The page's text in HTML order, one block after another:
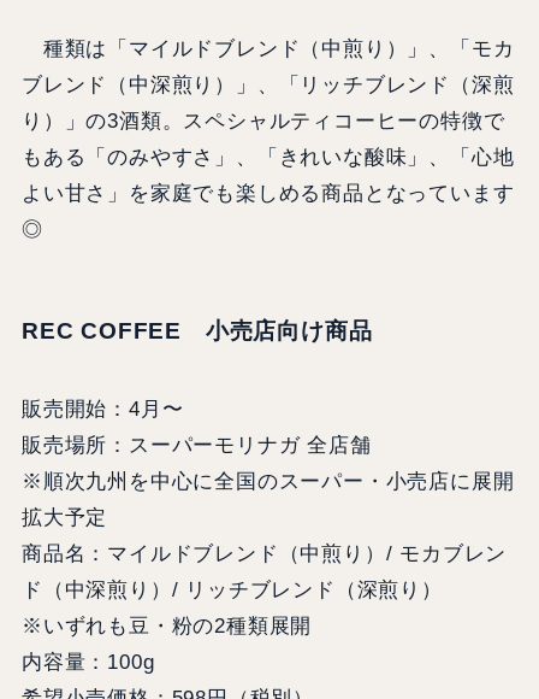
種類は「マイルドブレンド（中煎り）」、「モカ
ブレンド（中深煎り）」、「リッチブレンド（深煎
り）」の3酒類。スペシャルティコーヒーの特徴で
もある「のみやすさ」、「きれいな酸味」、「心地
よい甘さ」を家庭でも楽しめる商品となっています
◎
REC COFFEE 小売店向け商品
販売開始：4月〜
販売場所：スーパーモリナガ 全店舗
※順次九州を中心に全国のスーパー・小売店に展開
拡大予定
商品名：マイルドブレンド（中煎り）/ モカブレン
ド（中深煎り）/ リッチブレンド（深煎り）
※いずれも豆・粉の2種類展開
内容量：100g